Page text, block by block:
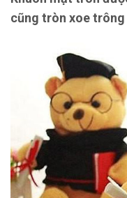
cũng tròn xoe